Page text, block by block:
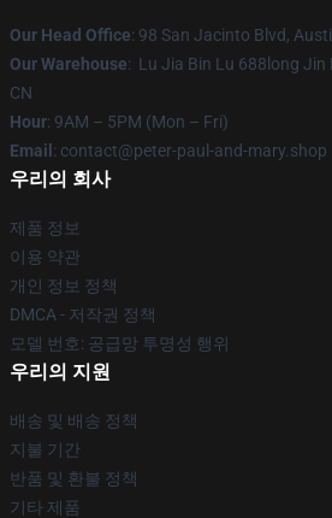
Our Head Office: 98 San Jacinto Blvd,
Our Warehouse: Lu Jia Bin Lu 688long Jin
CN
Hour: 9AM – 5PM (Mon – Fri)
Email : contact@peter-paul-and-mary.shop
우리의 회사
제품 정보
이용 약관
개인 정보 정책
DMCA - 저작권 정책
모델 번호: 공급망 투명성 행위
우리의 지원
배송 및 배송 정책
지불 기간
반품 및 환불 정책
기타 제품